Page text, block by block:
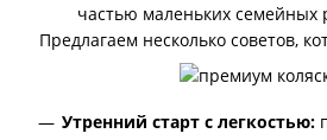
частью маленьких семейных
Предлагаем несколько советов,
Утренний старт с легкостью: